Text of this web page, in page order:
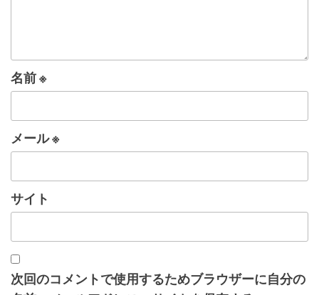
名前※
メール※
サイト
次回のコメントで使用するためブラウザーに自分の